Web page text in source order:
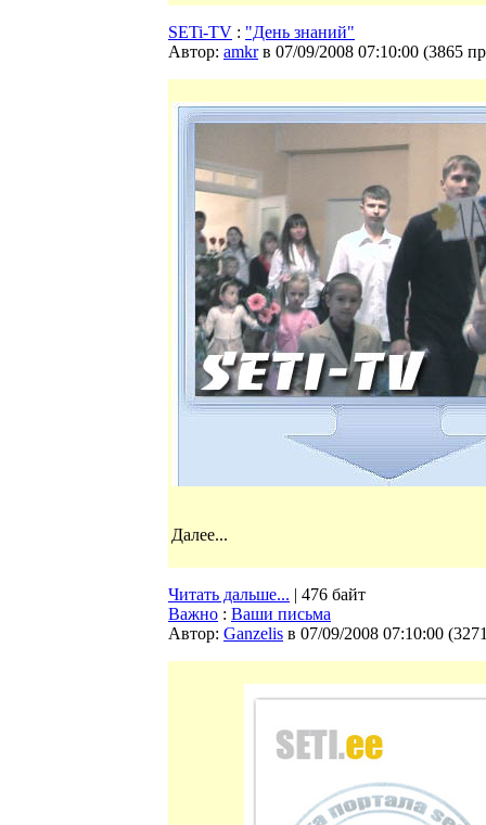
SETi-TV : "День знаний"
Автор: amkr в 07/09/2008 07:10:00 (3865
Далее...
Читать дальше... | 476 байт
Важно : Ваши письма
Автор: Ganzelis в 07/09/2008 07:10:00 (